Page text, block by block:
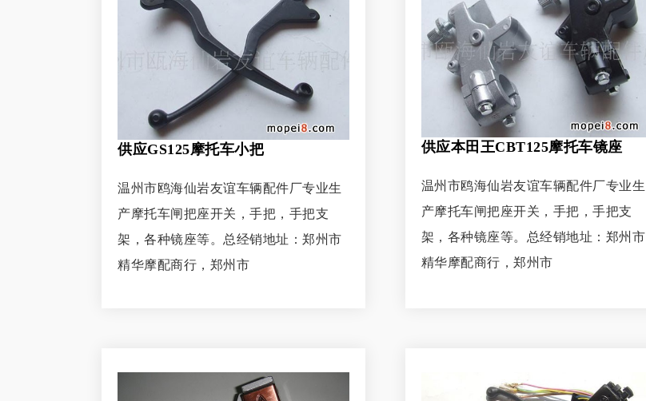
供应GS125摩托车小把
温州市鸥海仙岩友谊车辆配件厂专业生
产摩托车闸把座开关，手把，手把支
架，各种镜座等。总经销地址：郑州市
精华摩配商行，郑州市
供应本田王CBT125摩托车镜座
温州市鸥海仙岩友谊车辆配件厂专业生
产摩托车闸把座开关，手把，手把支
架，各种镜座等。总经销地址：郑州市
精华摩配商行，郑州市